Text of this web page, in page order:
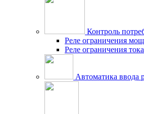
Контроль
Реле ограничения
Реле ограничения тока
Автоматика ввода